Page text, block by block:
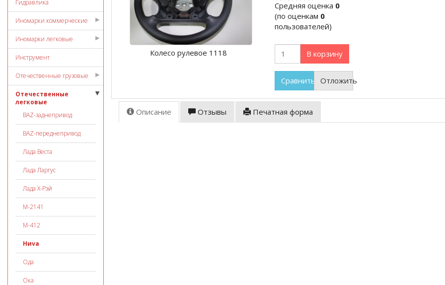
Гидравлика
Иномарки коммерческие
Иномарки легковые
Инструмент
Отечественные грузовые
Отечественные
легковые
ВАZ-заднепривод
ВАZ-переднепривод
Лада Веста
Лада Ларгус
Лада Х-Рэй
М-2141
М-412
Ниvа
Ода
Ока
Колесо рулевое 1118
Cредняя оценка 0
(по оценкам 0
пользователей)
В корзину
Сравнить Отложить
Описание Отзывы Печатная форма